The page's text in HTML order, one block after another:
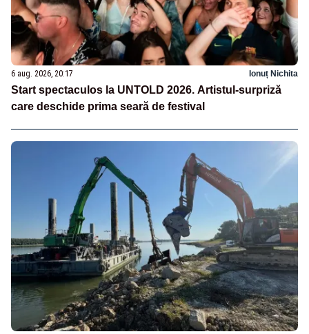
6 aug. 2026, 20:17 Ionuț Nichita
Start spectaculos la UNTOLD 2026. Artistul-surpriză
care deschide prima seară de festival